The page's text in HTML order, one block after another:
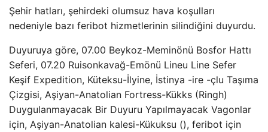
Şehir hatları, şehirdeki olumsuz hava koşulları
nedeniyle bazı feribot hizmetlerinin silindiğini duyurdu.
Duyuruya göre, 07.00 Beykoz-Meminönü Bosfor Hattı
Seferi, 07.20 Ruisonkavağ-Emönü Lineu Line Sefer
Keşif Expedition, Küteksu-İlyine, İstinya -ire -çlu Taşıma
Çizgisi, Aşiyan-Anatolian Fortress-Kükks (Ringh)
Duygulanmayacak Bir Duyuru Yapılmayacak Vagonlar
için, Aşiyan-Anatolian kalesi-Kükuksu (), feribot için